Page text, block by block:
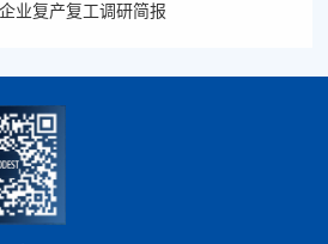
业复产复工调研简报